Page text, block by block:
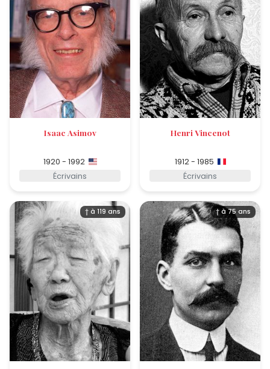
Isaac Asimov
1920 - 1992
Écrivains
Henri Vincenot
1912 - 1985
Écrivains
† à 119 ans † à 75 ans